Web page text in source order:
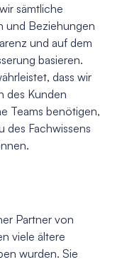
sämtliche
und Beziehungen
und auf dem
basieren.
dass wir
des Kunden
Teams benötigen,
des Fachwissens
Partner von
viele ältere
wurden. Sie